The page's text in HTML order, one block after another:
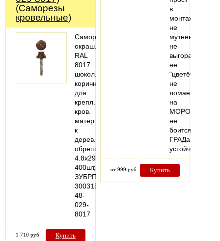
(Саморезы
кровельные)
Саморезы
окраш.,
RAL
8017
шокол.-
коричн.,
для
крепл.
кров.
матер.
к
дерев.
обреш.,
4.8x29мм,
400шт,
ЗУБРПрофессионал4-
300315-
48-
029-
8017
1 710 руб Купить
в
монтаже
не
мутнеет,
не
выгорает,
не
"цветёт"
не
ломается
на
МОРОЗе,
не
боится
ГРАДа!
устойчив…
от 999 руб Купить